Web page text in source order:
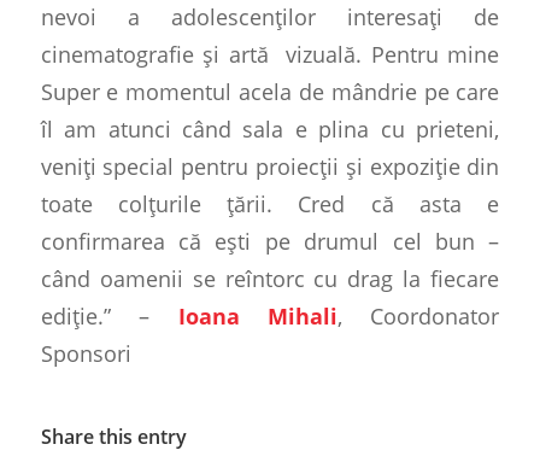
nevoi a adolescenților interesați de
cinematografie și artă
vizuală. Pentru mine
Super e momentul acela de mândrie pe care
îl am atunci când sala e plina cu prieteni,
veniți special pentru proiecții și expoziție din
toate colțurile țării. Cred că asta e
confirmarea că ești pe drumul cel bun –
când oamenii se reîntorc cu drag la fiecare
ediție.” – Ioana Mihali, Coordonator
Sponsori
Share this entry